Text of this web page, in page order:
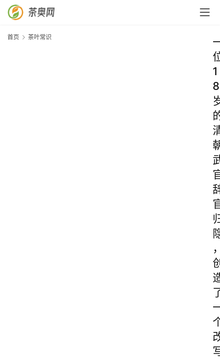
首页 茶叶常识
1
8